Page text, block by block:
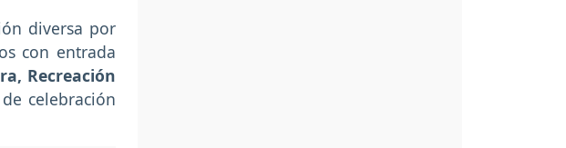
diversa por
con entrada
Recreación
celebración